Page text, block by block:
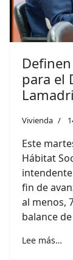
para el
Vivienda
Este
Hábitat
fin de
al menos,
balance
Lee más…